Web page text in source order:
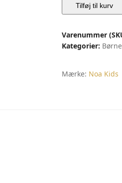
enhjørning
m/emalje
kæde
|
antal
Tilføj til kurv
Varenummer
Kategorier:
Mærke: Noa Kids